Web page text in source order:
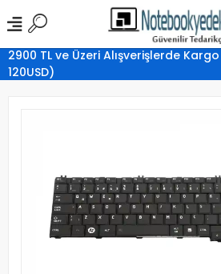
2900 TL ve Üzeri Alışverişlerde
120USD)